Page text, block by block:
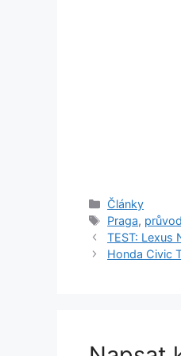
Rubriky
Články
Štítky
Praga,
TEST: Lexus
Honda Civic